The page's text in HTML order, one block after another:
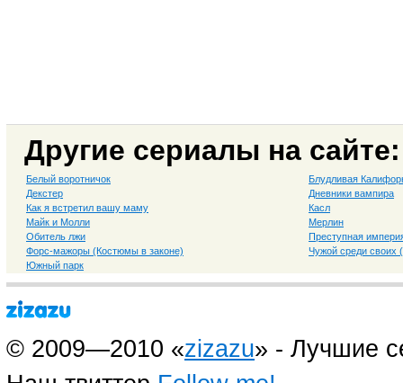
Другие сериалы на сайте:
Белый воротничок
Блудливая
Декстер
Дневники вампира
Как я встретил вашу маму
Касл
Майк и Молли
Мерлин
Обитель лжи
Преступная
Форс-мажоры (Костюмы в законе)
Чужой среди своих
Южный парк
© 2009—2010 «zizazu» - Лучшие